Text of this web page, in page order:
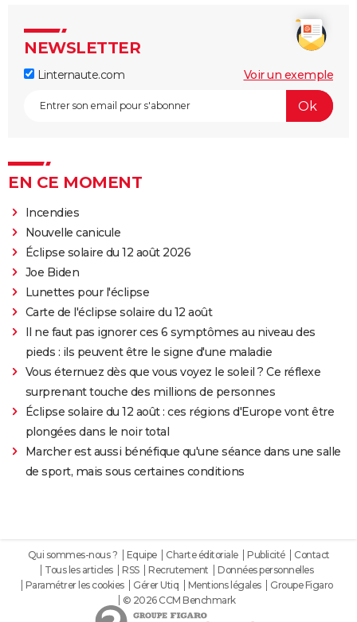
NEWSLETTER
Linternaute.com Voir un exemple
EN CE MOMENT
Incendies
Nouvelle canicule
Éclipse solaire du 12 août 2026
Joe Biden
Lunettes pour l'éclipse
Carte de l'éclipse solaire du 12 août
Il ne faut pas ignorer ces 6 symptômes au niveau des
pieds : ils peuvent être le signe d'une maladie
Vous éternuez dès que vous voyez le soleil ? Ce réflexe
surprenant touche des millions de personnes
Éclipse solaire du 12 août : ces régions d'Europe vont être
plongées dans le noir total
Marcher est aussi bénéfique qu'une séance dans une salle
de sport, mais sous certaines conditions
Qui sommes-nous ? Equipe Charte éditoriale Publicité
Contact
Tous les articles
RSS Recrutement
Données personnelles
Paramétrer les cookies
Gérer Utiq Mentions légales
Groupe Figaro
© 2026 CCM Benchmark